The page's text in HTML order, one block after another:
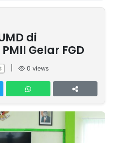
di
Gelar FGD
0 views